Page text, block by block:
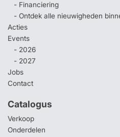
- Financiering
- Ontdek alle nieuwigheden
Acties
Events
- 2026
- 2027
Jobs
Contact
Catalogus
Verkoop
Onderdelen